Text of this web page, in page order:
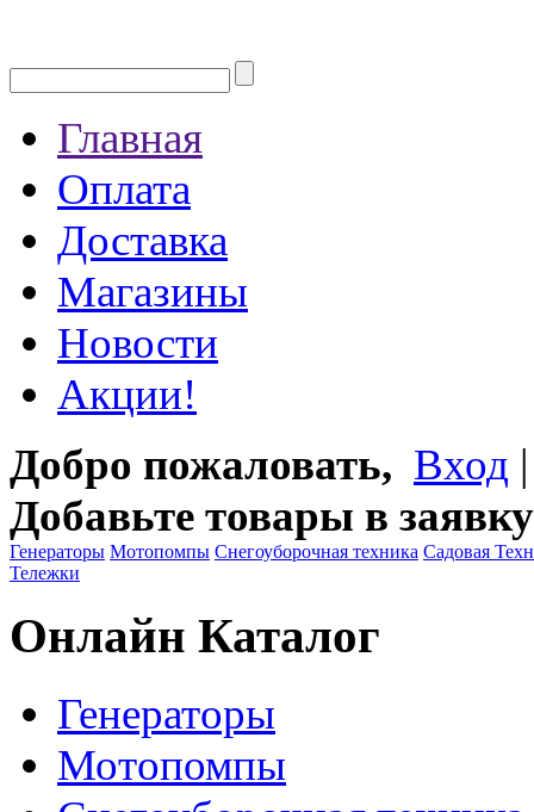
Главная
Оплата
Доставка
Магазины
Новости
Акции!
Добро пожаловать, Вход
Добавьте товары в заявку
Генераторы Мотопомпы Снегоуборочная техника Садовая
Тележки
Онлайн Каталог
Генераторы
Мотопомпы